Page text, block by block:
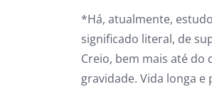
*Há, atualmente,
significado literal, de
Creio, bem mais até do
gravidade. Vida longa